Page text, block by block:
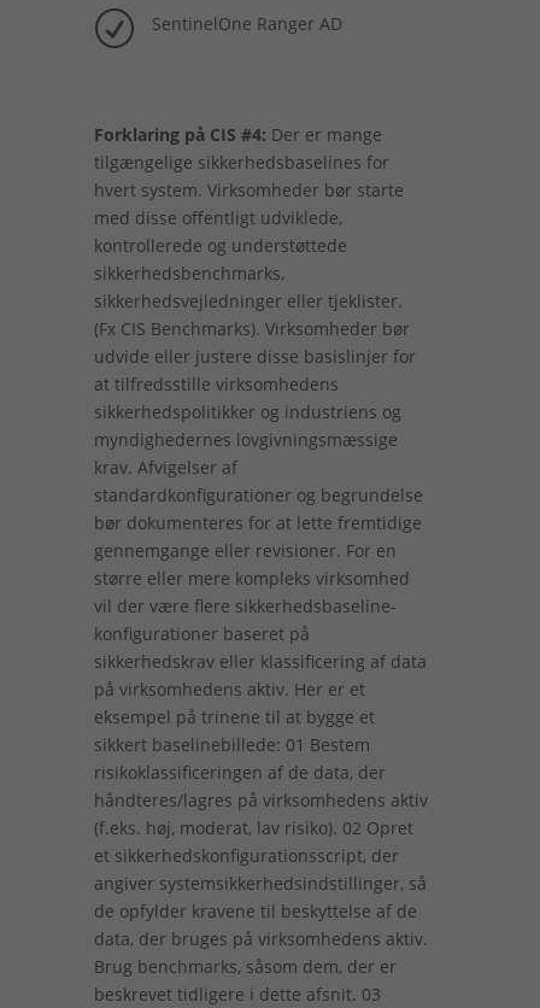
R SentinelOne Ranger AD
Forklaring på CIS #4: Der er mange
tilgængelige sikkerhedsbaselines for
hvert system. Virksomheder bør starte
med disse offentligt udviklede,
kontrollerede og understøttede
sikkerhedsbenchmarks,
sikkerhedsvejledninger eller tjeklister.
(Fx CIS Benchmarks). Virksomheder bør
udvide eller justere disse basislinjer for
at tilfredsstille virksomhedens
sikkerhedspolitikker og industriens og
myndighedernes lovgivningsmæssige
krav. Afvigelser af
standardkonfigurationer og begrundelse
bør dokumenteres for at lette fremtidige
gennemgange eller revisioner. For en
større eller mere kompleks virksomhed
vil der være flere sikkerhedsbaseline-
konfigurationer baseret på
sikkerhedskrav eller klassificering af data
på virksomhedens aktiv. Her er et
eksempel på trinene til at bygge et
sikkert baselinebillede: 01 Bestem
risikoklassificeringen af ​​de data, der
håndteres/lagres på virksomhedens aktiv
(f.eks. høj, moderat, lav risiko). 02 Opret
et sikkerhedskonfigurationsscript, der
angiver systemsikkerhedsindstillinger, så
de opfylder kravene til beskyttelse af de
data, der bruges på virksomhedens aktiv.
Brug benchmarks, såsom dem, der er
beskrevet tidligere i dette afsnit. 03